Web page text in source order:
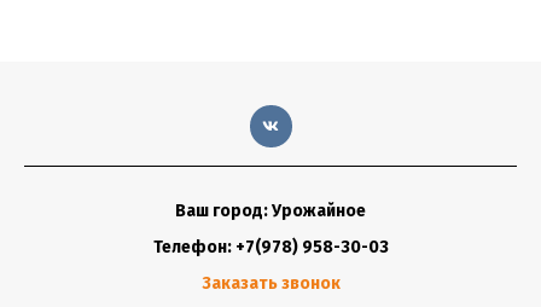
Ваш город: Урожайное
Телефон: +7(978) 958-30-03
Заказать звонок